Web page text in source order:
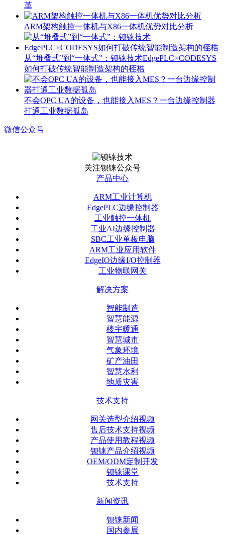
革
ARM架构触控一体机与X86一体机优势对比分析
从“堆叠式”到“一体式”：钡铼技术EdgePLC×CODESYS
如何打破传统智能制造架构的桎梏
不会OPC UA的设备，也能接入MES？一台边缘控制器
打通工业数据孤岛
微信公众号
关注钡铼公众号
产品中心
ARM工业计算机
EdgePLC边缘控制器
工业触控一体机
工业AI边缘控制器
SBC工业单板电脑
ARM工业应用软件
EdgeIO边缘I/O控制器
工业物联网关
解决方案
智能制造
智慧能源
楼宇暖通
智慧城市
气象环境
矿产油田
智慧水利
地质灾害
技术支持
网关选型介绍视频
售后技术支持视频
产品使用教程视频
钡铼产品介绍视频
OEM/ODM定制开发
钡铼课堂
技术支持
新闻资讯
钡铼新闻
国内参展